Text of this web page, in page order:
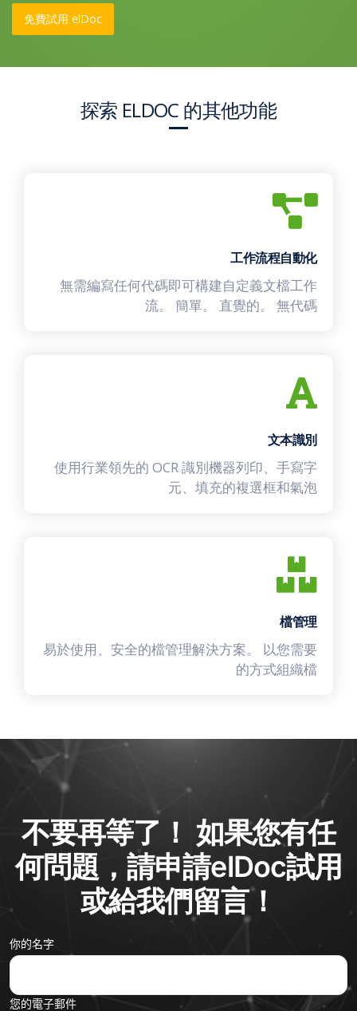
免費試用 elDoc
探索 ELDOC 的其他功能
工作流程自動化
無需編寫任何代碼即可構建自定義文檔工作
流。 簡單。 直覺的。 無代碼
文本識別
使用行業領先的 OCR 識別機器列印、手寫字
元、填充的複選框和氣泡
檔管理
易於使用、安全的檔管理解決方案。 以您需要
的方式組織檔
不要再等了！ 如果您有任
何問題，請申請elDoc試用
或給我們留言！
你的名字
您的電子郵件